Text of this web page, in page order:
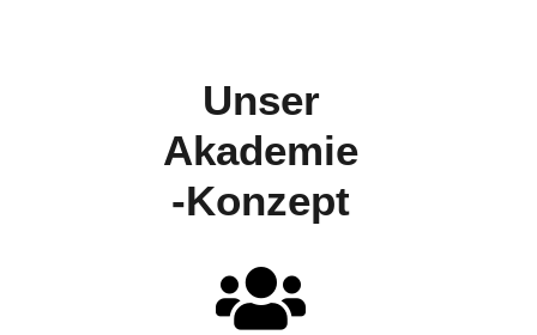
Unser
Akademie
-Konzept